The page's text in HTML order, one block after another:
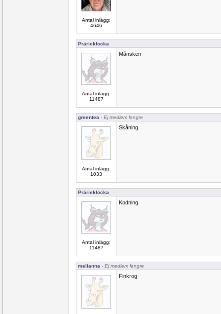
Antal inlägg:
4646
Prärieklocka
Antal inlägg:
11487
Månsken
greentea - Ej medlem längre
Antal inlägg:
1033
Skåning
Prärieklocka
Antal inlägg:
11487
Kodning
melianna - Ej medlem längre
Finkrog